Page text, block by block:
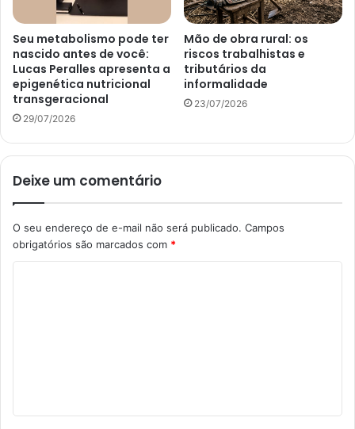
Seu metabolismo pode ter
nascido antes de você:
Lucas Peralles apresenta a
epigenética nutricional
transgeracional
29/07/2026
Mão de obra rural: os
riscos trabalhistas e
tributários da
informalidade
23/07/2026
Deixe um comentário
O seu endereço de e-mail não será publicado. Campos
obrigatórios são marcados com *
á